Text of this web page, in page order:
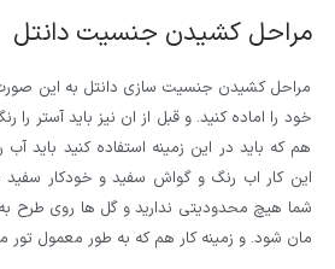
مراحل کشیدن جنسیت دانتل
مراحل کشیدن جنسیت سازی دانتل به این صورت
خود را اماده کنید. و قبل از ان نیز باید آستر را
هم که باید در این زمینه استفاده کنید باید
این کار اب رنگ و گواش سفید و خودکار
شما هیچ محدودیتی ندارید و گل ها روی طرح
مان شود. و زمینه کار هم که به طور معمول تور